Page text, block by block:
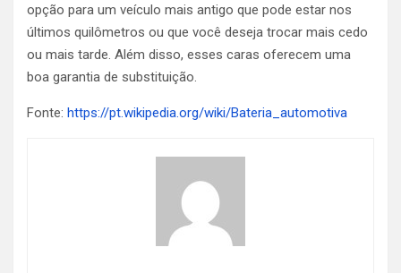
opção para um veículo mais antigo que pode estar nos
últimos quilômetros ou que você deseja trocar mais cedo
ou mais tarde. Além disso, esses caras oferecem uma
boa garantia de substituição.
Fonte: https://pt.wikipedia.org/wiki/Bateria_automotiva